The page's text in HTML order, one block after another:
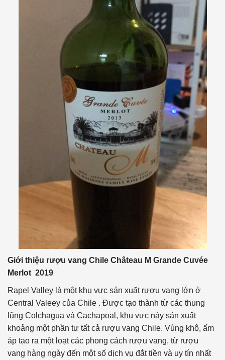
Giới thiệu rượu vang Chile Château M Grande Cuvée
Merlot 2019
Rapel Valley là một khu vực sản xuất rượu vang lớn ở
Central Valeey của Chile . Được tạo thành từ các thung
lũng Colchagua và Cachapoal, khu vực này sản xuất
khoảng một phần tư tất cả rượu vang Chile. Vùng khô, ấm
áp tạo ra một loạt các phong cách rượu vang, từ rượu
vang hàng ngày đến một số dịch vụ đắt tiền và uy tín nhất